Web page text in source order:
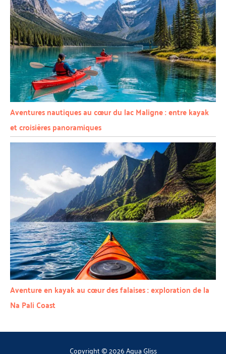
Aventures nautiques au cœur du lac Maligne : entre kayak
et croisières panoramiques
Aventure en kayak au cœur des falaises : exploration de la
Na Pali Coast
Copyright © 2026 Aqua Gliss